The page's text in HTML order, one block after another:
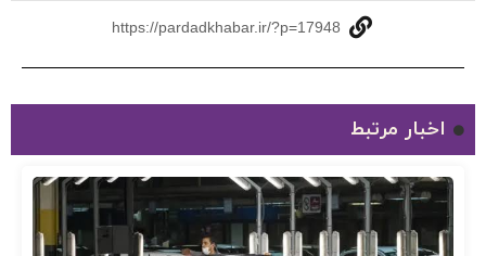
https://pardadkhabar.ir/?p=17948
اخبار مرتبط